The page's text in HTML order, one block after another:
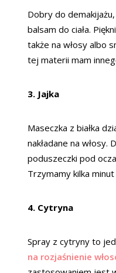
Dobry do
balsam do ciała.
także na włosy albo
tej materii mam
3. Jajka
Maseczka z białka
nakładane na włosy.
poduszeczki pod
Trzymamy kilka
4. Cytryna
Spray z cytryny to
na rozjaśnienie